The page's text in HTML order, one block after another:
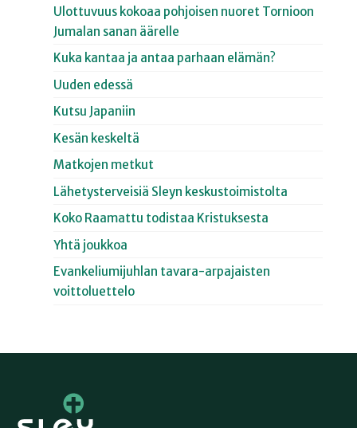
Ulottuvuus kokoaa pohjoisen nuoret Tornioon
Jumalan sanan äärelle
Kuka kantaa ja antaa parhaan elämän?
Uuden edessä
Kutsu Japaniin
Kesän keskeltä
Matkojen metkut
Lähetysterveisiä Sleyn keskustoimistolta
Koko Raamattu todistaa Kristuksesta
Yhtä joukkoa
Evankeliumijuhlan tavara-arpajaisten
voittoluettelo